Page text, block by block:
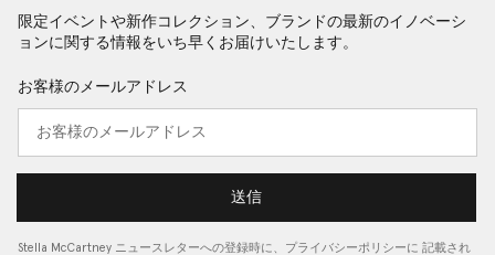
限定イベントや新作コレクション、ブランドの最新のイノベーシ
ョンに関する情報をいち早くお届けいたします。
お客様のメールアドレス
送信
Stella McCartney ニュースレターへの登録時に、 プライバシーポリシーに 記載され